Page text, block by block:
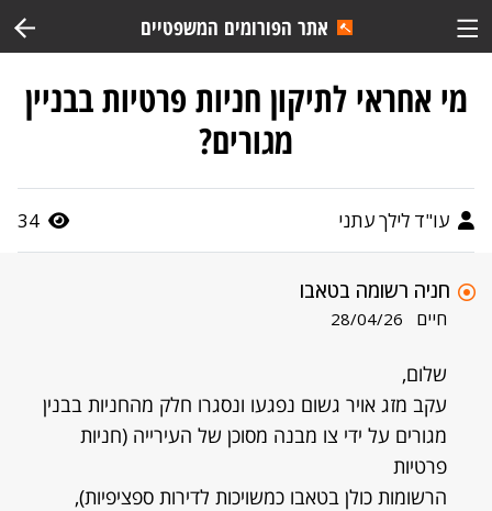
אתר הפורומים המשפטיים
מי אחראי לתיקון חניות פרטיות בבניין
מגורים?
עו"ד לילך עתני 34
חניה רשומה בטאבו
חיים 28/04/26
שלום,
עקב מזג אויר גשום נפגעו ונסגרו חלק מהחניות בבנין
מגורים על ידי צו מבנה מסוכן של העירייה (חניות
פרטיות
הרשומות כולן בטאבו כמשויכות לדירות ספציפיות),